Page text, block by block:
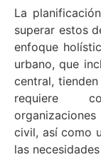
La
superar estos
enfoque
urbano, que
central,
requiere
civil, así como
las